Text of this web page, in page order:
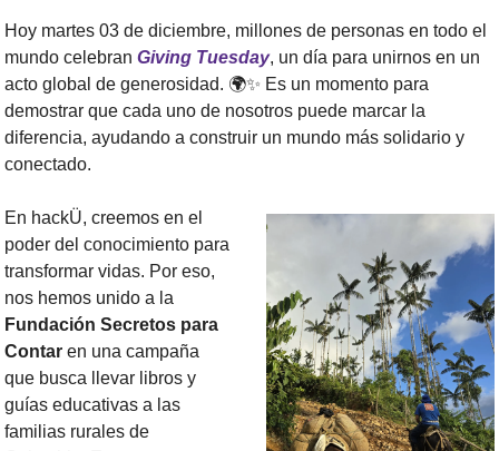
Hoy martes 03 de diciembre, millones de personas en todo el
mundo celebran Giving Tuesday, un día para unirnos en un
acto global de generosidad. 🌍✨ Es un momento para
demostrar que cada uno de nosotros puede marcar la
diferencia, ayudando a construir un mundo más solidario y
conectado.
En hackÜ, creemos en el
poder del conocimiento para
transformar vidas. Por eso,
Fundación Secretos para
Contar en una campaña
que busca llevar libros y
guías educativas a las
familias rurales de